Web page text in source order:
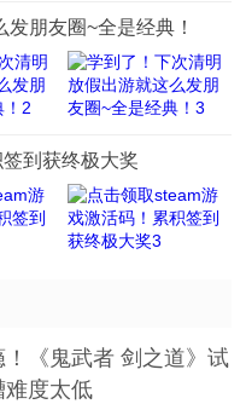
朋友圈~全是经典！
到获终极大奖
！《鬼武者 剑之道》试
难度太低